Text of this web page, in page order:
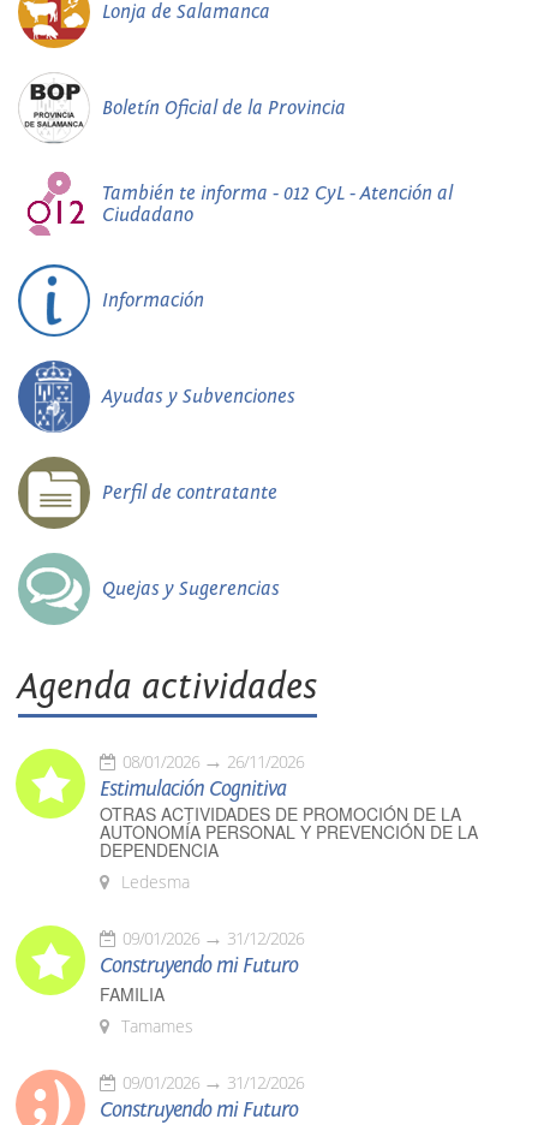
Lonja de Salamanca
Boletín Oficial de la Provincia
También te informa - 012 CyL - Atención al
Ciudadano
Información
Ayudas y Subvenciones
Perfil de contratante
Quejas y Sugerencias
Agenda actividades
08/01/2026 26/11/2026
Estimulación Cognitiva
OTRAS ACTIVIDADES DE PROMOCIÓN DE LA
AUTONOMÍA PERSONAL Y PREVENCIÓN DE LA
DEPENDENCIA
Ledesma
09/01/2026 31/12/2026
Construyendo mi Futuro
FAMILIA
Tamames
09/01/2026 31/12/2026
Construyendo mi Futuro